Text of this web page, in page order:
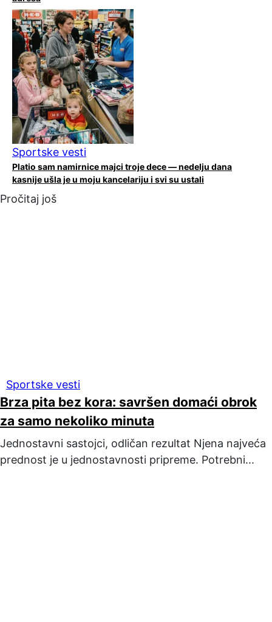
Sportske vesti
Platio sam namirnice majci troje dece — nedelju dana
kasnije ušla je u moju kancelariju i svi su ustali
Pročitaj još
Sportske vesti
Brza pita bez kora: savršen domaći obrok
za samo nekoliko minuta
Jednostavni sastojci, odličan rezultat Njena najveća
prednost je u jednostavnosti pripreme. Potrebni...